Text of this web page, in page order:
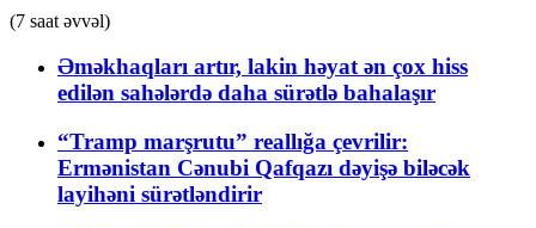
(7 saat əvvəl)
Əməkhaqları artır, lakin həyat ən çox hiss
edilən sahələrdə daha sürətlə bahalaşır
“Tramp marşrutu” reallığa çevrilir:
Ermənistan Cənubi Qafqazı dəyişə biləcək
layihəni sürətləndirir